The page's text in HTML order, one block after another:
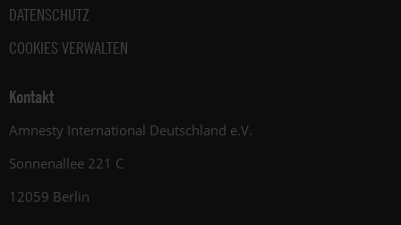
DATENSCHUTZ
COOKIES VERWALTEN
Kontakt
Amnesty International Deutschland e.V.
Sonnenallee 221 C
12059 Berlin